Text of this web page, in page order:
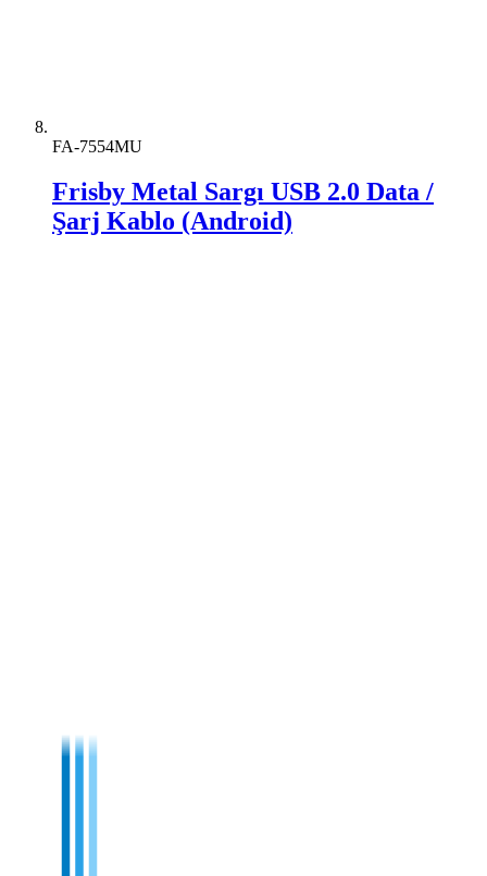
FA-7554MU
Frisby Metal Sargı USB 2.0 Data /
Şarj Kablo (Android)